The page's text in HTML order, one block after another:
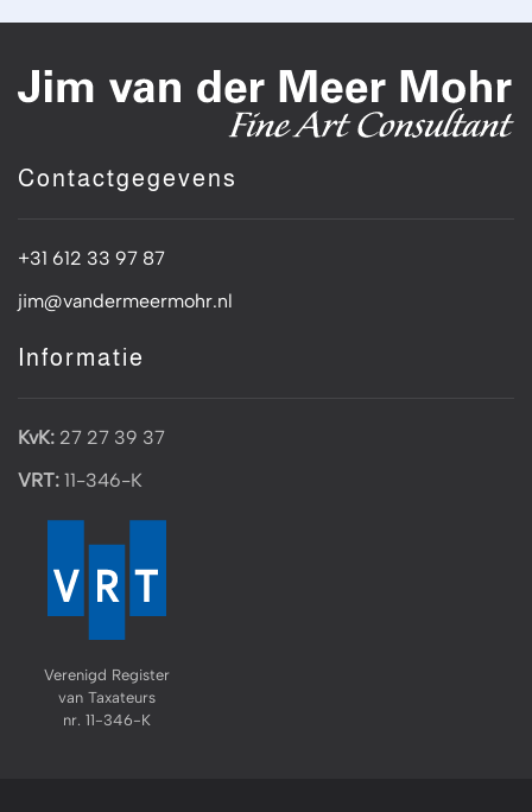
Contactgegevens
+31 612 33 97 87
jim@vandermeermohr.nl
Informatie
KvK: 27 27 39 37
VRT: 11-346-K
Verenigd Register
van Taxateurs
nr. 11-346-K